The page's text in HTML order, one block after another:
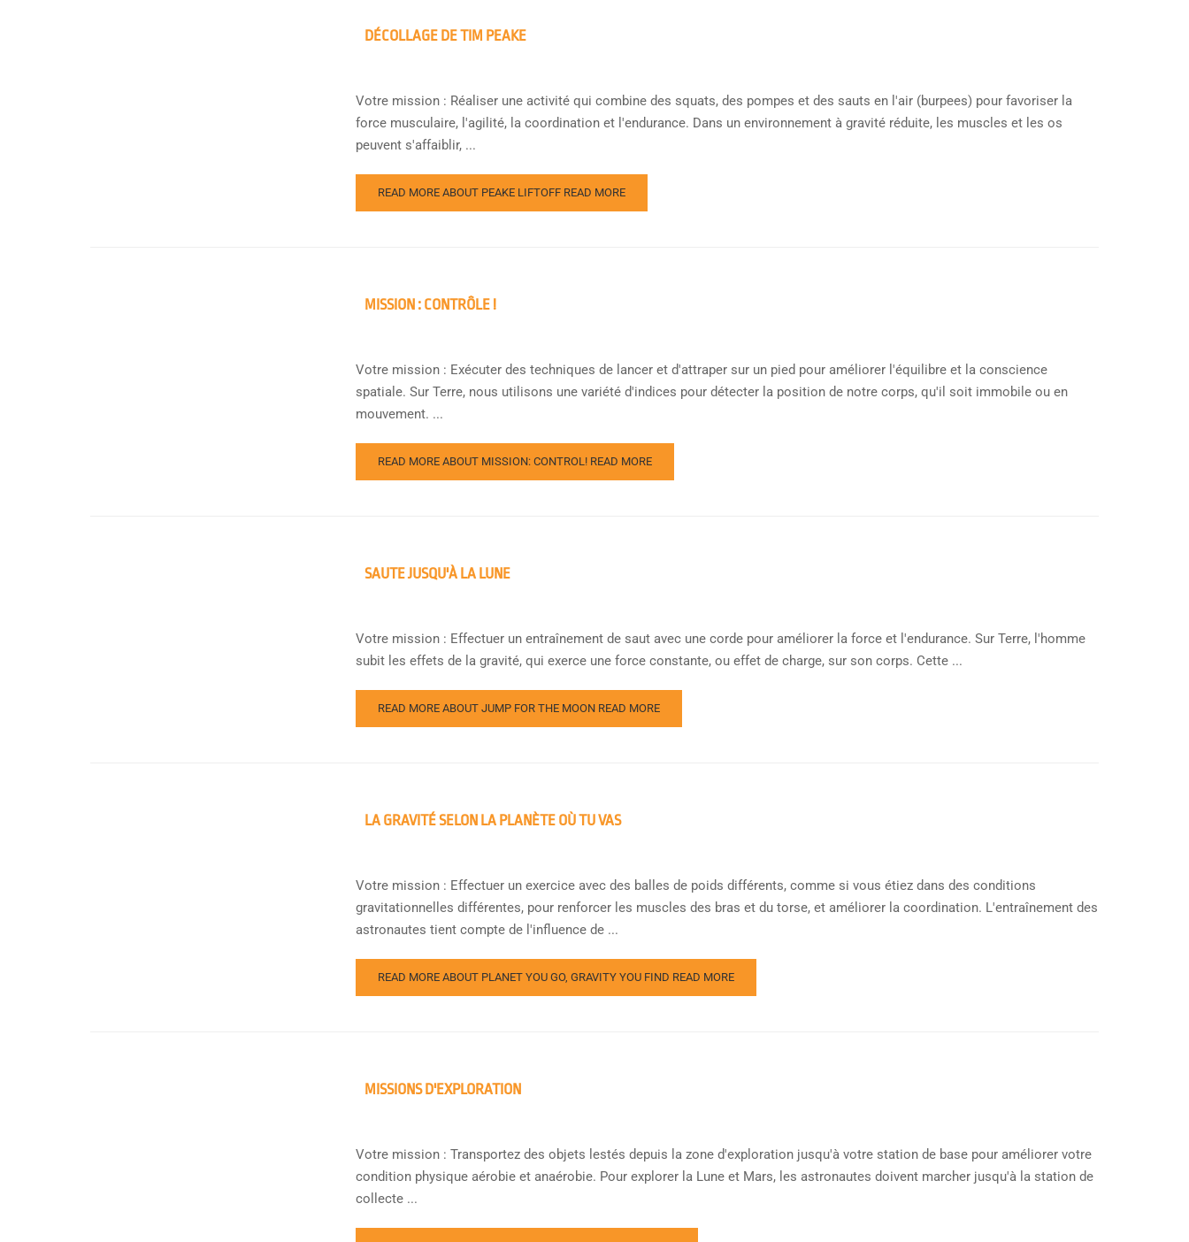
DÉCOLLAGE DE TIM PEAKE
Votre mission : Réaliser une activité qui combine des squats, des pompes et des sauts en l'air (burpees) pour favoriser la
force musculaire, l'agilité, la coordination et l'endurance. Dans un environnement à gravité réduite, les muscles et les os
peuvent s'affaiblir, ...
READ MORE ABOUT PEAKE LIFTOFF READ MORE
MISSION : CONTRÔLE !
Votre mission : Exécuter des techniques de lancer et d'attraper sur un pied pour améliorer l'équilibre et la conscience
spatiale. Sur Terre, nous utilisons une variété d'indices pour détecter la position de notre corps, qu'il soit immobile ou en
mouvement. ...
READ MORE ABOUT MISSION: CONTROL! READ MORE
SAUTE JUSQU'À LA LUNE
Votre mission : Effectuer un entraînement de saut avec une corde pour améliorer la force et l'endurance. Sur Terre, l'homme
subit les effets de la gravité, qui exerce une force constante, ou effet de charge, sur son corps. Cette ...
READ MORE ABOUT JUMP FOR THE MOON READ MORE
LA GRAVITÉ SELON LA PLANÈTE OÙ TU VAS
Votre mission : Effectuer un exercice avec des balles de poids différents, comme si vous étiez dans des conditions
gravitationnelles différentes, pour renforcer les muscles des bras et du torse, et améliorer la coordination. L'entraînement des
astronautes tient compte de l'influence de ...
READ MORE ABOUT PLANET YOU GO, GRAVITY YOU FIND READ MORE
MISSIONS D'EXPLORATION
Votre mission : Transportez des objets lestés depuis la zone d'exploration jusqu'à votre station de base pour améliorer votre
condition physique aérobie et anaérobie. Pour explorer la Lune et Mars, les astronautes doivent marcher jusqu'à la station de
collecte ...